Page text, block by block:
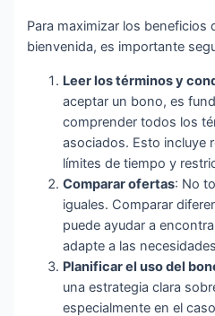
Para maximizar los beneficios
bienvenida, es importante
Leer los términos y
aceptar un bono, es
comprender todos los
asociados. Esto incluye
límites de tiempo y
Comparar ofertas: No
iguales. Comparar
puede ayudar a
adapte a las
Planificar el uso del
una estrategia clara
especialmente en el